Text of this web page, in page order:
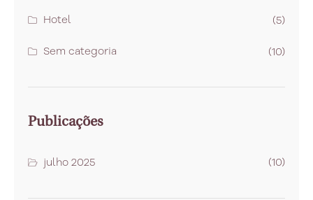
Hotel (5)
Sem categoria (10)
Publicações
julho 2025 (10)